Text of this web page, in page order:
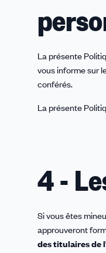
La présente
vous informe sur
conférés.
La présente
4 -
Si vous êtes
approuveront
des titulaires de